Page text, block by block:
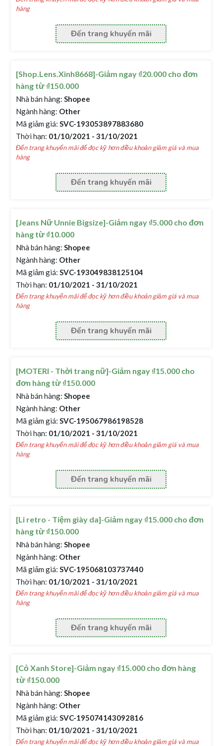
hàng
Đến trang khuyến mãi
[Shop.Lens.Xinh8668]-Giảm ngay ₫20.000 cho đơn
hàng từ ₫150.000
Nhà bán hàng: Shopee
Ngành hàng: Other
Mã giảm giá: SVC-193053897883680
Thời hạn: 01/10/2021 - 31/10/2021
Đến trang khuyến mãi để đọc kỹ hơn điều khoản giảm giá và mua
hàng
Đến trang khuyến mãi
[Jeans Nữ Unnie Bigsize]-Giảm ngay ₫5.000 cho đơn
hàng từ ₫10.000
Nhà bán hàng: Shopee
Ngành hàng: Other
Mã giảm giá: SVC-193049838125104
Thời hạn: 01/10/2021 - 31/10/2021
Đến trang khuyến mãi để đọc kỹ hơn điều khoản giảm giá và mua
hàng
Đến trang khuyến mãi
[MOTERI - Thời trang nữ]-Giảm ngay ₫15.000 cho
đơn hàng từ ₫150.000
Nhà bán hàng: Shopee
Ngành hàng: Other
Mã giảm giá: SVC-195067986198528
Thời hạn: 01/10/2021 - 31/10/2021
Đến trang khuyến mãi để đọc kỹ hơn điều khoản giảm giá và mua
hàng
Đến trang khuyến mãi
[Li retro - Tiệm giày da]-Giảm ngay ₫15.000 cho đơn
hàng từ ₫150.000
Nhà bán hàng: Shopee
Ngành hàng: Other
Mã giảm giá: SVC-195068103737440
Thời hạn: 01/10/2021 - 31/10/2021
Đến trang khuyến mãi để đọc kỹ hơn điều khoản giảm giá và mua
hàng
Đến trang khuyến mãi
[Cỏ Xanh Store]-Giảm ngay ₫15.000 cho đơn hàng
từ ₫150.000
Nhà bán hàng: Shopee
Ngành hàng: Other
Mã giảm giá: SVC-195074143092816
Thời hạn: 01/10/2021 - 31/10/2021
Đến trang khuyến mãi để đọc kỹ hơn điều khoản giảm giá và mua